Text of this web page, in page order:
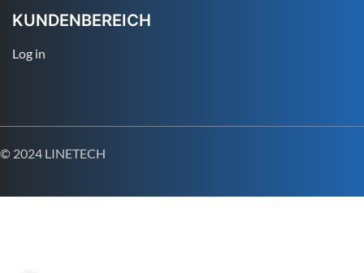
KUNDENBEREICH
Log in
© 2024 LINETECH